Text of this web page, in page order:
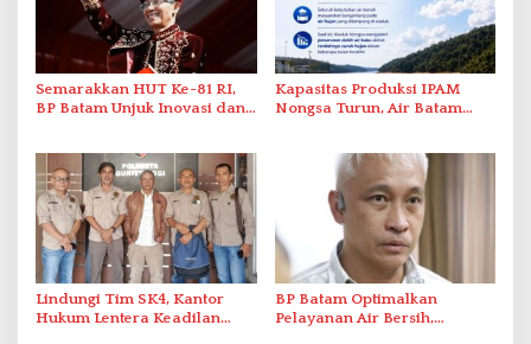
Semarakkan HUT Ke-81 RI,
BP Batam Unjuk Inovasi dan
Kapasitas Produksi IPAM
Nongsa Turun, Air Batam
Lindungi Tim SK4, Kantor
Hukum Lentera Keadilan
BP Batam Optimalkan
Pelayanan Air Bersih,